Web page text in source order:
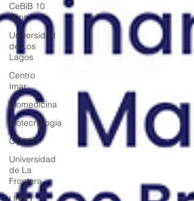
CeBiB 10
años
Universidad
de Los
Lagos
Centro
Imar
Biomedicina
Biotecnologia
CORFO
Universidad
de La
Frontera